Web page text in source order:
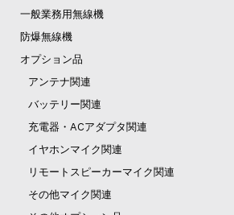
一般業務用無線機
防爆無線機
オプション品
アンテナ関連
バッテリー関連
充電器・ACアダプタ関連
イヤホンマイク関連
リモートスピーカーマイク関連
その他マイク関連